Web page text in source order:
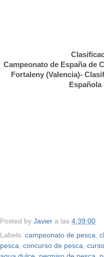
Campeonato de España de
Fortaleny (Valencia)-
Posted by Javier a las 4:39:00
Labels: campeonato de pesca
pesca concurso de pesca